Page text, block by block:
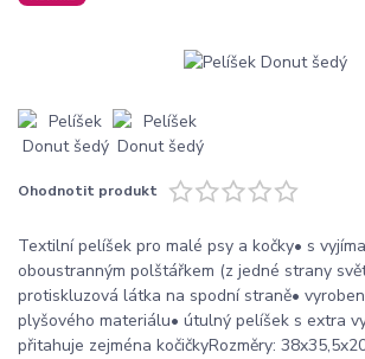
Ohodnotit produkt
Textilní pelíšek pro malé psy a kočky• s
oboustranným polštářkem (z jedné strany
protiskluzová látka na spodní straně•
plyšového materiálu• útulný pelíšek s extra
přitahuje zejména kočičkyRozměry: